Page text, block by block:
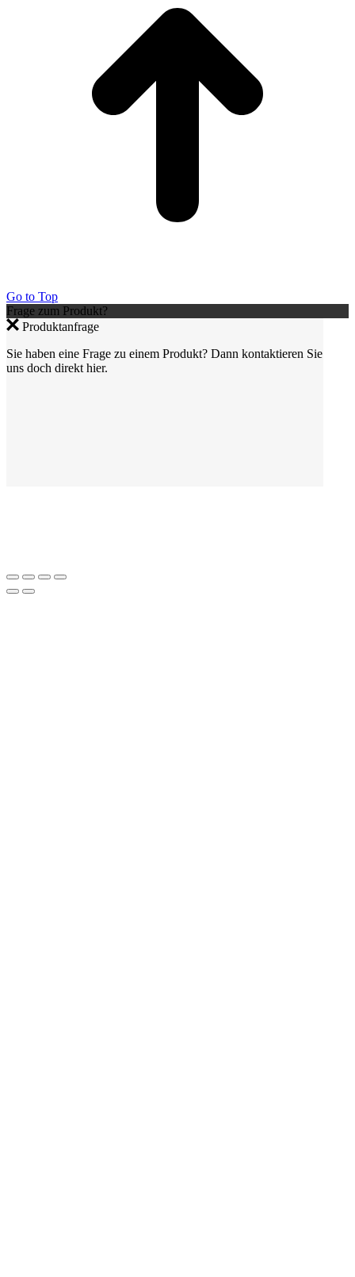
Go to Top
Frage zum Produkt?
Produktanfrage
Sie haben eine Frage zu einem Produkt? Dann kontaktieren Sie
uns doch direkt hier.